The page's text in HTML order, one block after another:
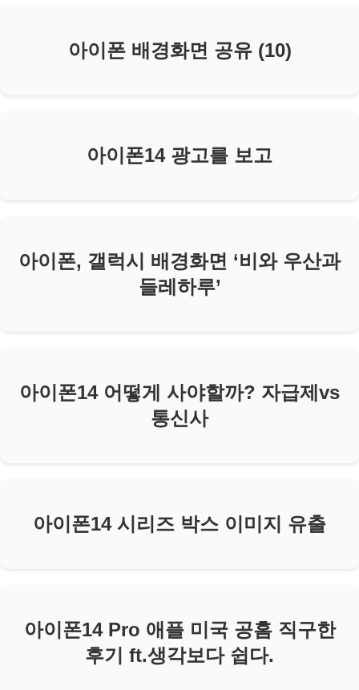
아이폰 배경화면 공유 (10)
아이폰14 광고를 보고
아이폰, 갤럭시 배경화면 ‘비와 우산과
들레하루’
아이폰14 어떻게 사야할까? 자급제vs
통신사
아이폰14 시리즈 박스 이미지 유출
아이폰14 Pro 애플 미국 공홈 직구한
후기 ft.생각보다 쉽다.